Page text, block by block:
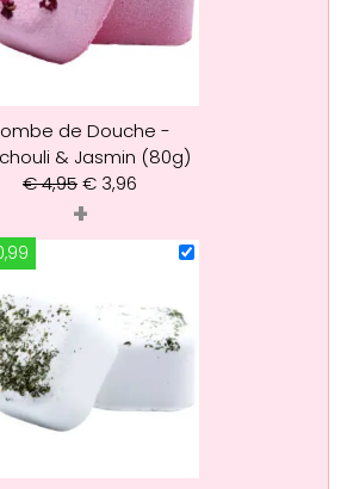
de Douche -
& Jasmin (80g)
€4,95€ 3,96
+